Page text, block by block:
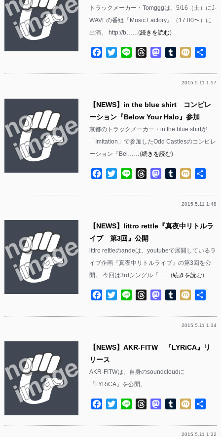
トラックメーカー・Tomgggは、5/16（土）にJ-
WAVEの番組『Music Factory』（17:00〜）に
出演。 http://b……(続きを読む)
Facebook
TwitterLine ThreadsMastodon
Tumblr
Mixi
2015.5.11 1:57
【NEWS】in the blue shirt コンピレ
ーション『Below Your Halo』参加
京都のトラックメーカー・in the blue shirtが
「Imitation」で参加したOdd Castlesのコンピレ
ーション『Bel……(続きを読む)
Facebook
TwitterLine ThreadsMastodon
Tumblr
Mixi
2015.5.11 1:48
【NEWS】littro rettle『真夜中リトルラ
イブ 第3回』公開
littro rettleのandeは、youtubeで展開しているラ
イブ企画『真夜中リトルライブ』の第3回を公
開。 今回は3rdシングル「……(続きを読む)
Facebook
TwitterLine ThreadsMastodon
Tumblr
Mixi
2015.5.11 1:34
【NEWS】AKR-FITW 『LYRiCA』リ
リース
AKR-FITWは、自身のsoundcloudに
『LYRiCA』を公開。
Facebook
TwitterLine ThreadsMastodon
Tumblr
Mixi
2015.5.11 1:32